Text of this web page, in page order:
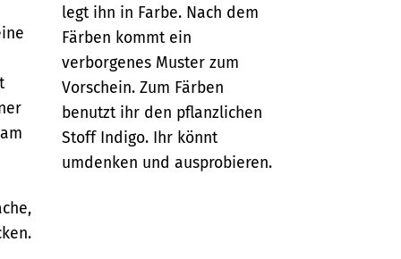
legt ihn in Farbe. Nach dem
Färben kommt ein
verborgenes Muster zum
Vorschein. Zum Färben
benutzt ihr den pflanzlichen
Stoff Indigo. Ihr könnt
umdenken und ausprobieren.